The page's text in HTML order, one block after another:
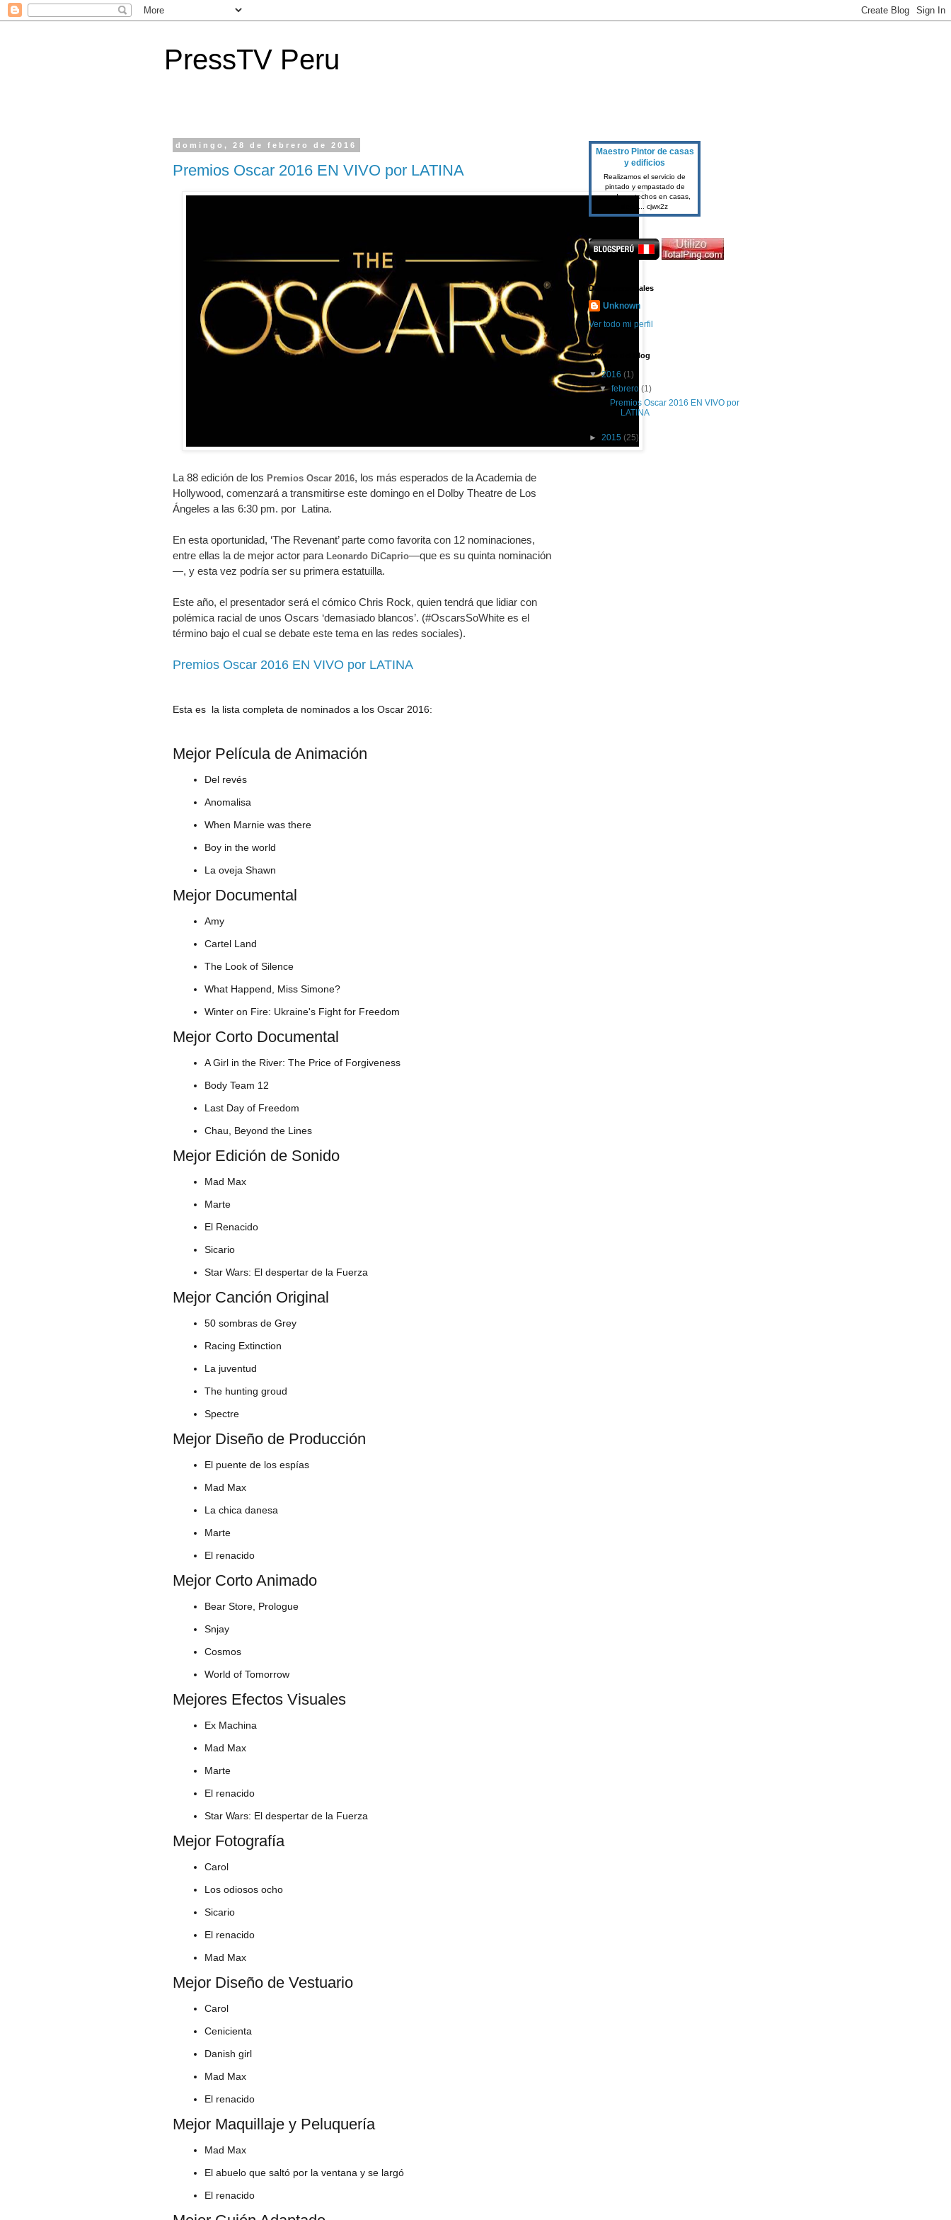
PressTV Peru
domingo, 28 de febrero de 2016
Premios Oscar 2016 EN VIVO por LATINA
La 88 edición de los Premios Oscar 2016, los más esperados de la Academia de
Hollywood, comenzará a transmitirse este domingo en el Dolby Theatre de Los
Ángeles a las 6:30 pm. por Latina.
En esta oportunidad, ‘The Revenant’ parte como favorita con 12 nominaciones,
entre ellas la de mejor actor para Leonardo DiCaprio—que es su quinta nominación
—, y esta vez podría ser su primera estatuilla.
Este año, el presentador será el cómico Chris Rock, quien tendrá que lidiar con
polémica racial de unos Oscars ‘demasiado blancos’. (#OscarsSoWhite es el
término bajo el cual se debate este tema en las redes sociales).
Premios Oscar 2016 EN VIVO por LATINA
Esta es la lista completa de nominados a los Oscar 2016:
Mejor Película de Animación
Del revés
Anomalisa
When Marnie was there
Boy in the world
La oveja Shawn
Mejor Documental
Amy
Cartel Land
The Look of Silence
What Happend, Miss Simone?
Winter on Fire: Ukraine's Fight for Freedom
Mejor Corto Documental
A Girl in the River: The Price of Forgiveness
Body Team 12
Last Day of Freedom
Chau, Beyond the Lines
Mejor Edición de Sonido
Mad Max
Marte
El Renacido
Sicario
Star Wars: El despertar de la Fuerza
Mejor Canción Original
50 sombras de Grey
Racing Extinction
La juventud
The hunting groud
Spectre
Mejor Diseño de Producción
El puente de los espías
Mad Max
La chica danesa
Marte
El renacido
Mejor Corto Animado
Bear Store, Prologue
Snjay
Cosmos
World of Tomorrow
Mejores Efectos Visuales
Ex Machina
Mad Max
Marte
El renacido
Star Wars: El despertar de la Fuerza
Mejor Fotografía
Carol
Los odiosos ocho
Sicario
El renacido
Mad Max
Mejor Diseño de Vestuario
Carol
Cenicienta
Danish girl
Mad Max
El renacido
Mejor Maquillaje y Peluquería
Mad Max
El abuelo que saltó por la ventana y se largó
El renacido
Maestro Pintor de casas
y edificios
Realizamos el servicio de
pintado y empastado de
paredes o techos en casas,
depa... cjwx2z
Datos personales
Unknown
Ver todo mi perfil
Archivo del blog
▼2016 (1)
▼febrero(1)
Premios Oscar 2016 EN VIVO por
LATINA
► 2015 (25)